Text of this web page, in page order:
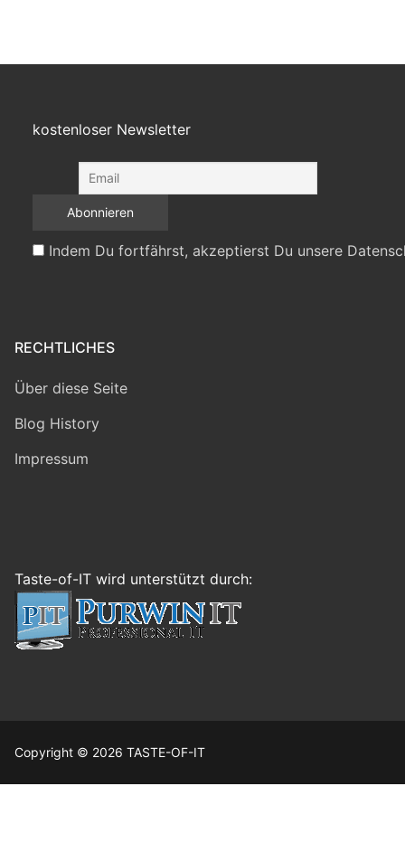
kostenloser Newsletter
Indem Du fortfährst, akzeptierst Du unsere
RECHTLICHES
Über diese Seite
Blog History
Impressum
Taste-of-IT wird unterstützt durch:
Copyright © 2026 TASTE-OF-IT